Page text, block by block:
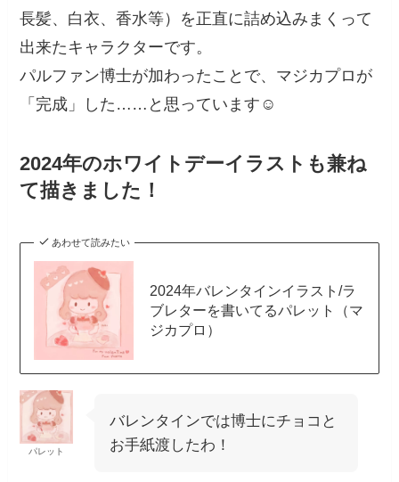
長髪、白衣、香水等）を正直に詰め込みまくって
出来たキャラクターです。
パルファン博士が加わったことで、マジカプロが
「完成」した……と思っています☺️
2024年のホワイトデーイラストも兼ね
て描きました！
あわせて読みたい
2024年バレンタインイラスト/ラ
ブレターを書いてるパレット（マ
ジカプロ）
パレット
バレンタインでは博士にチョコと
お手紙渡したわ！